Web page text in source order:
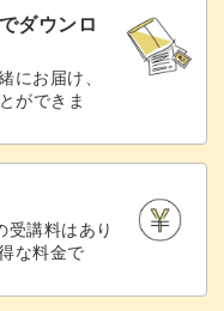
ダウンロ
にお届け、
ができま
講料はあり
な料金で